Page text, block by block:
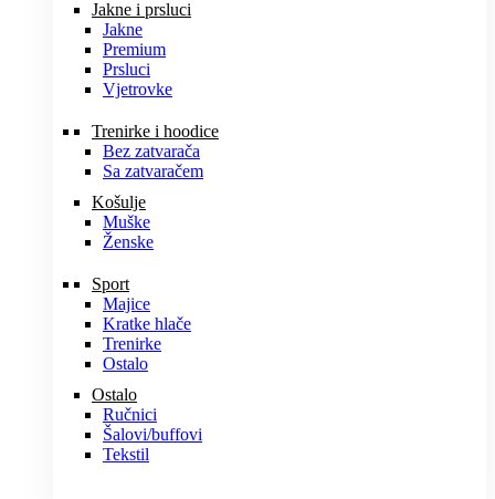
Jakne i prsluci
Jakne
Premium
Prsluci
Vjetrovke
Trenirke i hoodice
Bez zatvarača
Sa zatvaračem
Košulje
Muške
Ženske
Sport
Majice
Kratke hlače
Trenirke
Ostalo
Ostalo
Ručnici
Šalovi/buffovi
Tekstil